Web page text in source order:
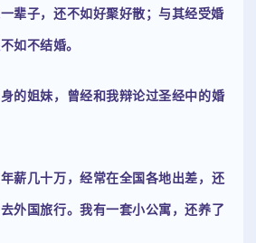
辈子，还不如好聚好散；与其经受婚
如不结婚。
的姐妹，曾经和我辩论过圣经中的婚
薪几十万，经常在全国各地出差，还
外国旅行。我有一套小公寓，还养了